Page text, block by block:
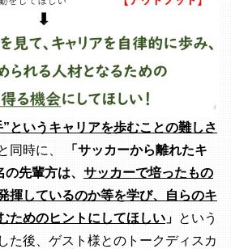
”というキャリアを歩むことの難しさ
同時に、
「サッカーから離れたキ
先輩方は、 サッカーで培ったもの
揮しているのか等を学び、自らのキ
ためのヒントにしてほしい 」 という
た後、ゲスト様とのトークディスカ